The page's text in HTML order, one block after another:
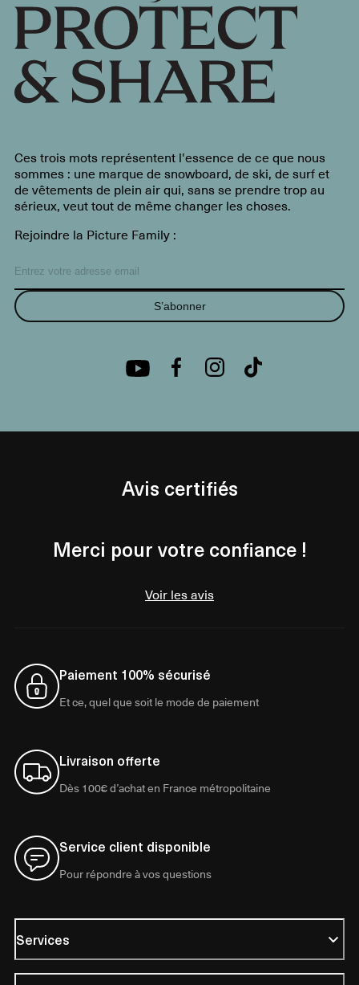
Ces trois mots représentent l'essence de ce que nous
sommes : une marque de snowboard, de ski, de surf et
de vêtements de plein air qui, sans se prendre trop au
sérieux, veut tout de même changer les choses.
Rejoindre la Picture Family :
S’abonner
Avis certifiés
Merci pour votre confiance !
Voir les avis
Paiement 100% sécurisé
Et ce, quel que soit le mode de paiement
Livraison offerte
Dès 100€ d’achat en France métropolitaine
Service client disponible
Pour répondre à vos questions
Services